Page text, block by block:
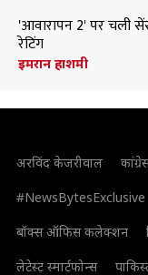
'आवारापन 2' पर चली
रेटिंग
इमरान हाशमी
अरविंद केजरीवाल
#NewsBytesExclusive
बॉक्स ऑफिस कलेक्शन
लेटेस्ट स्मार्टफोन्स